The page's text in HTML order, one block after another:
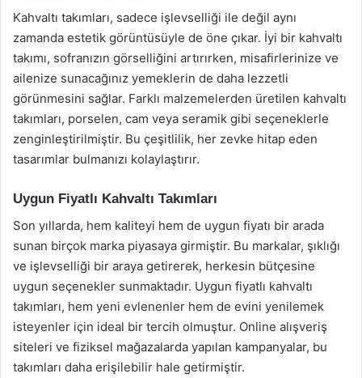
Kahvaltı takımları, sadece işlevselliği ile değil aynı
zamanda estetik görüntüsüyle de öne çıkar. İyi bir kahvaltı
takımı, sofranızın görselliğini artırırken, misafirlerinize ve
ailenize sunacağınız yemeklerin de daha lezzetli
görünmesini sağlar. Farklı malzemelerden üretilen kahvaltı
takımları, porselen, cam veya seramik gibi seçeneklerle
zenginleştirilmiştir. Bu çeşitlilik, her zevke hitap eden
tasarımlar bulmanızı kolaylaştırır.
Uygun Fiyatlı Kahvaltı Takımları
Son yıllarda, hem kaliteyi hem de uygun fiyatı bir arada
sunan birçok marka piyasaya girmiştir. Bu markalar, şıklığı
ve işlevselliği bir araya getirerek, herkesin bütçesine
uygun seçenekler sunmaktadır. Uygun fiyatlı kahvaltı
takımları, hem yeni evlenenler hem de evini yenilemek
isteyenler için ideal bir tercih olmuştur. Online alışveriş
siteleri ve fiziksel mağazalarda yapılan kampanyalar, bu
takımları daha erişilebilir hale getirmiştir.